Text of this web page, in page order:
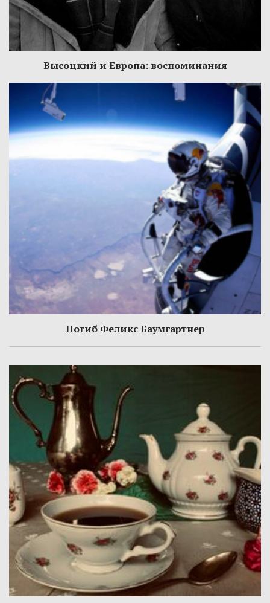
Высоцкий и Европа: воспоминания
Погиб Феликс Баумгартнер